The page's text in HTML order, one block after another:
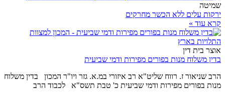
שמיטה
ירקות עלים ללא הכשר מחרקים
קרא עוד »
אוצר בית דין
בדין משלוח מנות בפורים מפירות ודמי שביעית
הרב שניאור ז. רווח שליט"א רב איזורי במ.א. גזר ויו"ר המכון בדין משלוח
מנות בפורים מפירות ודמי שביעית כ' טבת תשס"א לכבוד הרב